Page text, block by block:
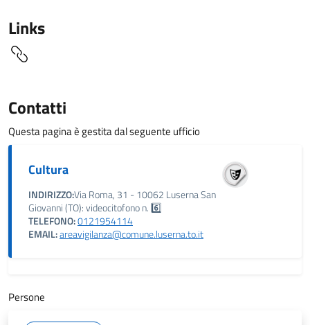
Links
Contatti
Questa pagina è gestita dal seguente ufficio
Cultura
INDIRIZZO:Via Roma, 31 - 10062 Luserna San
Giovanni (TO): videocitofono n. 6️⃣
TELEFONO:0121954114
EMAIL:areavigilanza@comune.luserna.to.it
Persone